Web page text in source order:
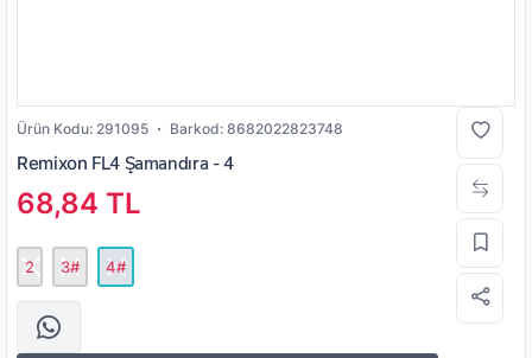
Ürün Kodu: 291095 Barkod: 8682022823748
Remixon FL4 Şamandıra - 4
68,84 TL
2 3# 4#